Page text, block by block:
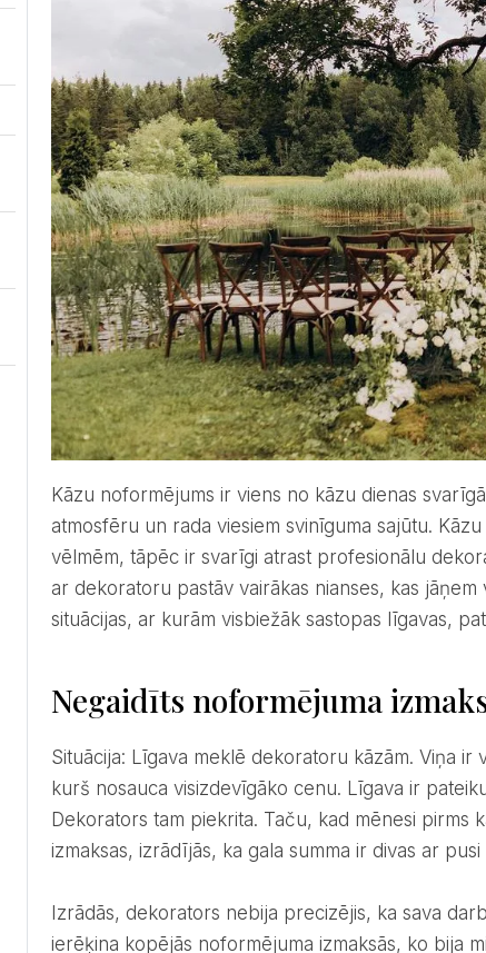
Kāzu noformējums ir viens no kāzu dienas
atmosfēru un rada viesiem svinīguma sajūtu.
vēlmēm, tāpēc ir svarīgi atrast profesionālu
ar dekoratoru pastāv vairākas nianses, kas
situācijas, ar kurām visbiežāk sastopas līgavas,
Negaidīts noformējuma
Situācija: Līgava meklē dekoratoru kāzām. Viņa ir veikusi cenu aptauju dekoratoru vidū un izvēlējusies to,
kurš nosauca visizdevīgāko cenu. Līgava ir
Dekorators tam piekrita. Taču, kad mēnesi pirms
izmaksas, izrādījās, ka gala summa ir divas ar
ierēķina kopējās noformējuma izmaksās, ko bija